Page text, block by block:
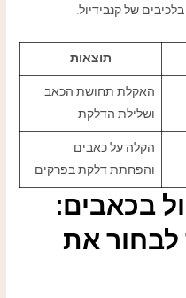
של קנבידיול.
תוצאות
האקלת תחושת הכאב
ושלילת הדלקת
הקלה על כאבים
והפחתת דלקת בפרקים
בכאבים:
לבחור את